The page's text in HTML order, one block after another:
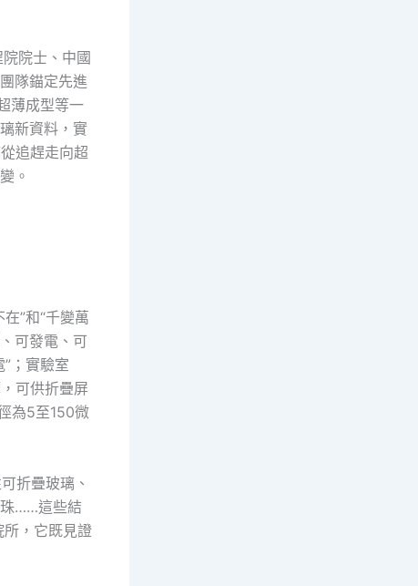
院士、中國
隊錨定先進
薄成型等一
新資料，實
追趕走向超
。
”和“千變萬
可發電、可
”；實驗室
可供折疊屏
為5至150微
折疊玻璃、
珠……這些結
，它既見證